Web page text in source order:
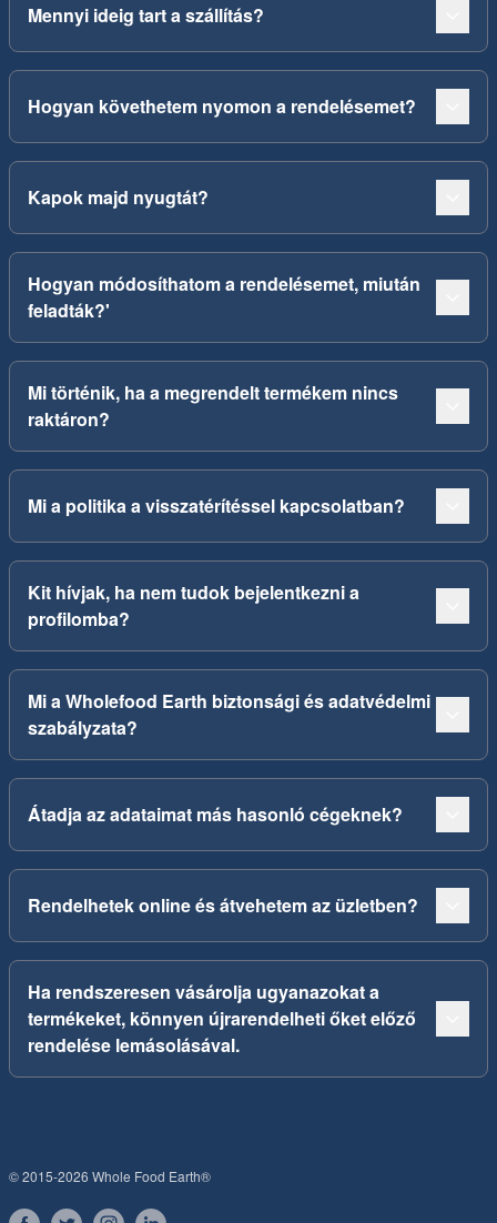
Mennyi ideig tart a szállítás?
Hogyan követhetem nyomon a rendelésemet?
Kapok majd nyugtát?
Hogyan módosíthatom a rendelésemet, miután
feladták?'
Mi történik, ha a megrendelt termékem nincs
raktáron?
Mi a politika a visszatérítéssel kapcsolatban?
Kit hívjak, ha nem tudok bejelentkezni a
profilomba?
Mi a Wholefood Earth biztonsági és adatvédelmi
szabályzata?
Átadja az adataimat más hasonló cégeknek?
Rendelhetek online és átvehetem az üzletben?
Ha rendszeresen vásárolja ugyanazokat a
termékeket, könnyen újrarendelheti őket előző
rendelése lemásolásával.
© 2015-2026 Whole Food Earth®